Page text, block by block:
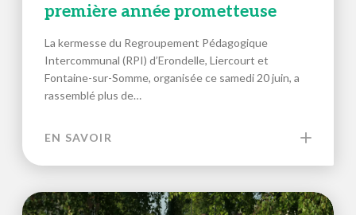
première année prometteuse
La kermesse du Regroupement Pédagogique
Intercommunal (RPI) d’Erondelle, Liercourt et
Fontaine-sur-Somme, organisée ce samedi 20 juin, a
rassemblé plus de…
EN SAVOIR